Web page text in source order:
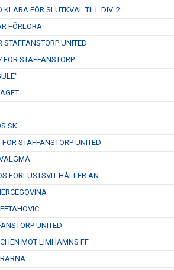
KLARA FÖR SLUTKVAL TILL DIV. 2
FÖRLORA
STAFFANSTORP UNITED
STAFFANSTORP
SK
STAFFANSTORP UNITED
FÖRLUSTSVIT HÅLLER ÄN
UNITED
MOT LIMHAMNS FF